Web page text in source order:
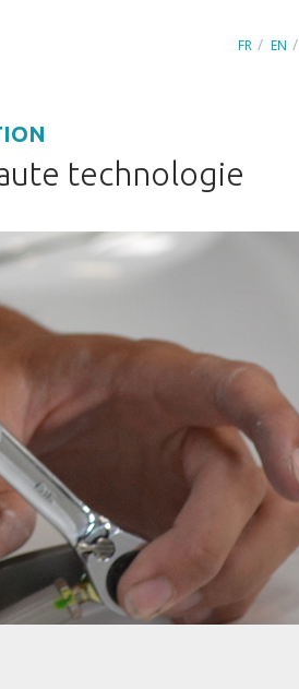
FR EN
technologie